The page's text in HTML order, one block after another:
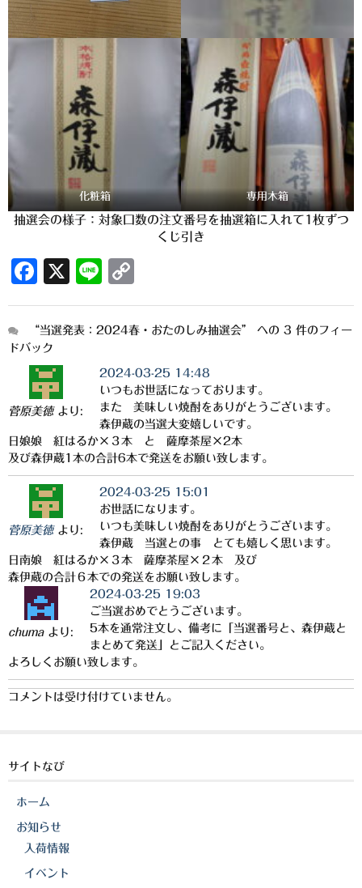
三和酒造
神川酒造
吹上焼酎
白金酒造
田崎酒造
京屋酒造
配送について
特定商取引法の表記
お問合わせ
化粧箱 専用木箱
抽選会の様子：対象口数の注文番号を抽選箱に入れて1枚ずつ
くじ引き
F
c
e
b
o
k
X
Li
e
p
Li
n
k
“当選発表：2024春・おたのしみ抽選会” への 3 件のフィー
ドバック
菅原美徳 より:
2024-03-25 14:48
いつもお世話になっております。
また 美味しい焼酎をありがとうございます。
森伊蔵の当選大変嬉しいです。
日娘娘 紅はるか×３本 と 薩摩茶屋×2本
及び森伊蔵1本の合計6本で発送をお願い致します。
菅原美徳 より:
2024-03-25 15:01
お世話になります。
いつも美味しい焼酎をありがとうございます。
森伊蔵 当選との事 とても嬉しく思います。
日南娘 紅はるか×３本 薩摩茶屋×２本 及び
森伊蔵の合計６本での発送をお願い致します。
chuma より:
2024-03-25 19:03
ご当選おめでとうございます。
5本を通常注文し、備考に「当選番号と、森伊蔵と
まとめて発送」とご記入ください。
よろしくお願い致します。
コメントは受け付けていません。
サイトなび
ホーム
お知らせ
入荷情報
イベント